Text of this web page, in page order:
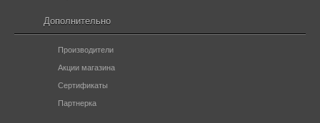
Дополнительно
Производители
Акции магазина
Сертификаты
Партнерка